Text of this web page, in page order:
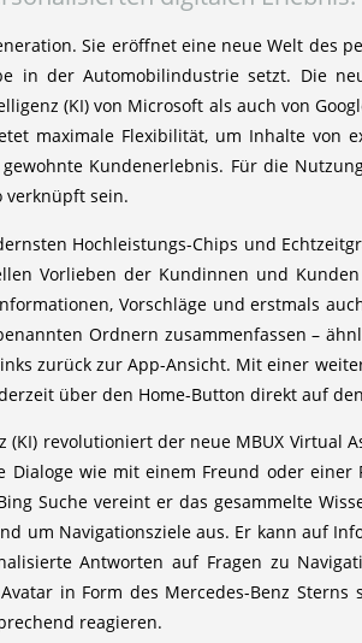
Sie eröffnet eine neue Welt
in der Automobilindustrie setzt. Die
(KI) von Microsoft als auch von
maximale Flexibilität, um Inhalte von
Kundenerlebnis. Für die
verknüpft sein.
Hochleistungs-Chips und
Vorlieben der Kundinnen und
Vorschläge und erstmals
Ordnern zusammenfassen –
zurück zur App-Ansicht. Mit einer
über den Home-Button direkt auf
revolutioniert der neue MBUX Virtual
Dialoge wie mit einem Freund oder
Suche vereint er das gesammelte
um Navigationsziele aus. Er kann auf
Antworten auf Fragen zu
in Form des Mercedes-Benz
reagieren.